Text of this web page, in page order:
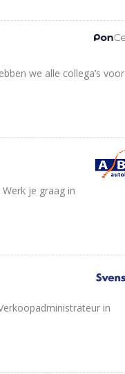
we alle collega’s voor
je graag in
in